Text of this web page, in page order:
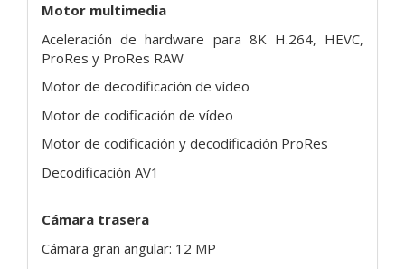
Motor multimedia
Aceleración de hardware para 8K H.264, HEVC,
ProRes y ProRes RAW
Motor de decodificación de vídeo
Motor de codificación de vídeo
Motor de codificación y decodificación ProRes
Decodificación AV1
Cámara trasera
Cámara gran angular: 12 MP